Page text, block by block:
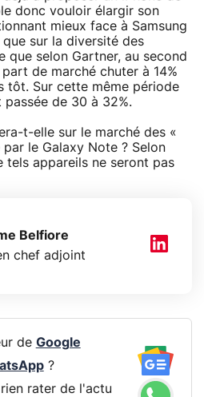
donc vouloir élargir son
mieux face à Samsung
sur la diversité des
que selon Gartner, au second
de marché chuter à 14%
tôt. Sur cette même période
de 30 à 32%.
t-elle sur le marché des «
le Galaxy Note ? Selon
tels appareils ne seront pas
Belfiore
chef adjoint
de Google
?
rater de l'actu